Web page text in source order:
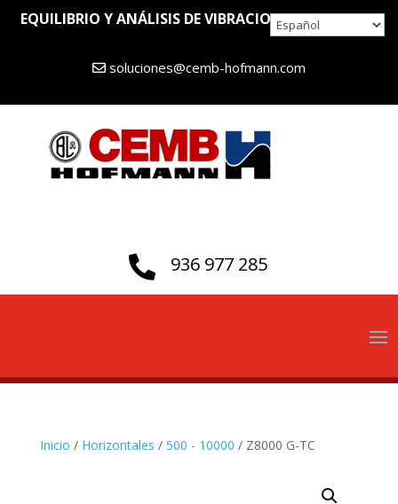
EQUILIBRIO Y ANÁLISIS DE VIBRACIONES DESDE 1946
soluciones@cemb-hofmann.com
 936 977 285
Inicio / Horizontales / 500 - 10000 / Z8000 G-TC